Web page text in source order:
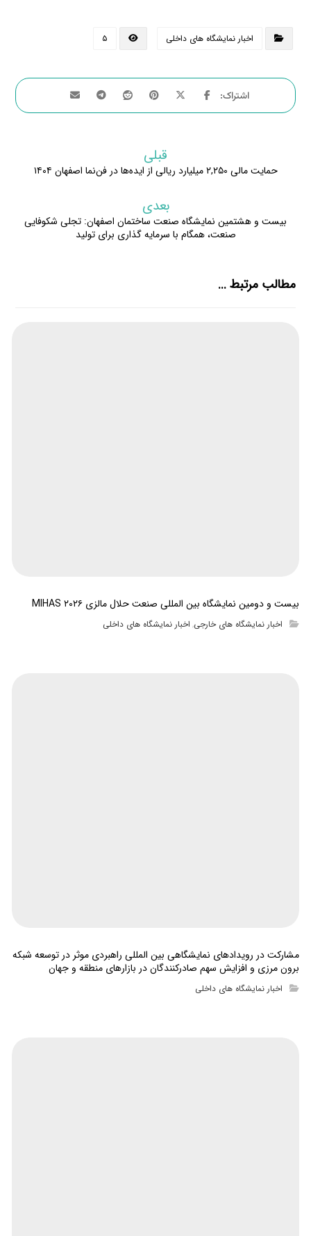
اخبار نمایشگاه های داخلی ۵
قبلی
حمایت مالی ۲,۲۵۰ میلیارد ریالی از ایده‌ها در فن‌نما اصفهان ۱۴۰۴
بعدی
بیست و هشتمین نمایشگاه صنعت ساختمان اصفهان: تجلی شکوفایی
صنعت، همگام با سرمایه گذاری برای تولید
مطالب مرتبط ...
بیست و دومین نمایشگاه بین المللی صنعت حلال مالزی MIHAS ۲۰۲۶
اخبار نمایشگاه های خارجی, اخبار نمایشگاه های داخلی
مشارکت در رویدادهای نمایشگاهی بین المللی راهبردی موثر در توسعه شبکه
برون مرزی و افزایش سهم صادرکنندگان در بازارهای منطقه و جهان
اخبار نمایشگاه های داخلی